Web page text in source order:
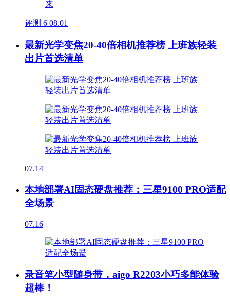
评测 6 08.01
最新光学变焦20-40倍相机推荐榜 上班族轻装
出片首选清单
07.14
本地部署AI固态硬盘推荐：三星9100 PRO适配
全场景
07.16
录音笔小型随身带，aigo R2203小巧多能体验
超棒！